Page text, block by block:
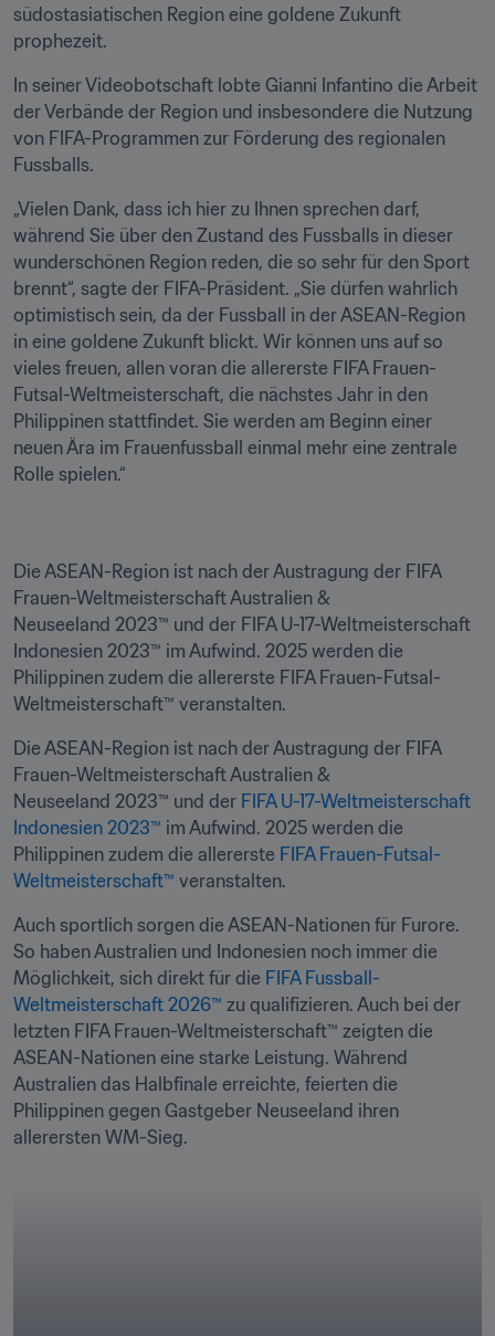
südostasiatischen Region eine goldene Zukunft
prophezeit.
In seiner Videobotschaft lobte Gianni Infantino die Arbeit
der Verbände der Region und insbesondere die Nutzung
von FIFA-Programmen zur Förderung des regionalen
Fussballs.
„Vielen Dank, dass ich hier zu Ihnen sprechen darf,
während Sie über den Zustand des Fussballs in dieser
wunderschönen Region reden, die so sehr für den Sport
brennt“, sagte der FIFA-Präsident. „Sie dürfen wahrlich
optimistisch sein, da der Fussball in der ASEAN-Region
in eine goldene Zukunft blickt. Wir können uns auf so
vieles freuen, allen voran die allererste FIFA Frauen-
Futsal-Weltmeisterschaft, die nächstes Jahr in den
Philippinen stattfindet. Sie werden am Beginn einer
neuen Ära im Frauenfussball einmal mehr eine zentrale
Rolle spielen.“
Die ASEAN-Region ist nach der Austragung der FIFA
Frauen-Weltmeisterschaft Australien &
Neuseeland 2023™ und der FIFA U-17-Weltmeisterschaft
Indonesien 2023™ im Aufwind. 2025 werden die
Philippinen zudem die allererste FIFA Frauen-Futsal-
Weltmeisterschaft™ veranstalten.
Die ASEAN-Region ist nach der Austragung der FIFA
Frauen-Weltmeisterschaft Australien &
Neuseeland 2023™ und der FIFA U-17-Weltmeisterschaft
Indonesien 2023™ im Aufwind. 2025 werden die
Philippinen zudem die allererste FIFA Frauen-Futsal-
Weltmeisterschaft™ veranstalten.
Auch sportlich sorgen die ASEAN-Nationen für Furore.
So haben Australien und Indonesien noch immer die
Möglichkeit, sich direkt für die FIFA Fussball-
Weltmeisterschaft 2026™ zu qualifizieren. Auch bei der
letzten FIFA Frauen-Weltmeisterschaft™ zeigten die
ASEAN-Nationen eine starke Leistung. Während
Australien das Halbfinale erreichte, feierten die
Philippinen gegen Gastgeber Neuseeland ihren
allerersten WM-Sieg.